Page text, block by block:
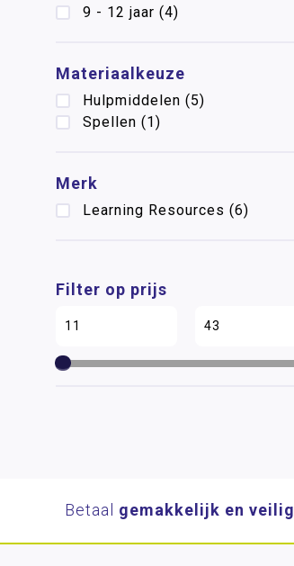
9 - 12 jaar (4)
Materiaalkeuze
Hulpmiddelen (5)
Spellen (1)
Merk
Learning Resources (6)
Filter op prijs
Betaal gemakkelijk en veilig